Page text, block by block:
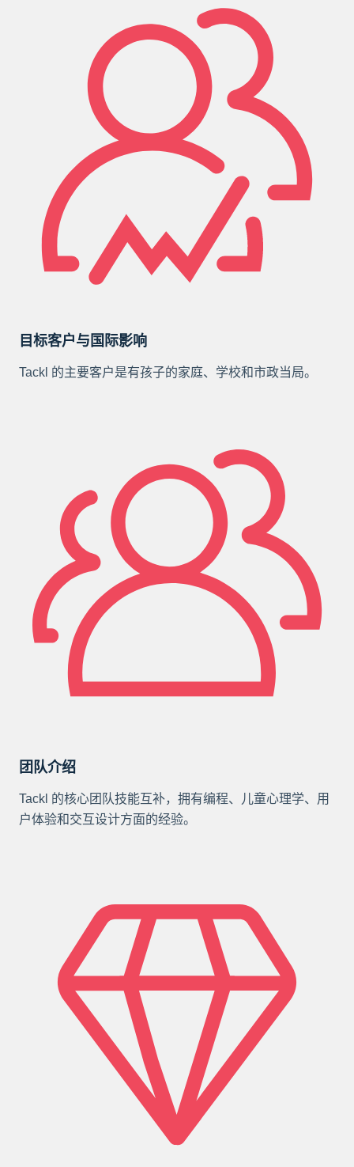
目标客户与国际影响
Tackl 的主要客户是有孩子的家庭、学校和市政当局。
团队介绍
Tackl 的核心团队技能互补，拥有编程、儿童心理学、用
户体验和交互设计方面的经验。